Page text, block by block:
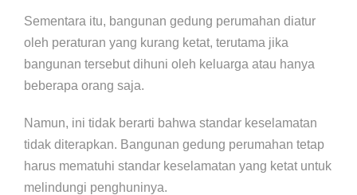
Sementara itu, bangunan gedung perumahan diatur
oleh peraturan yang kurang ketat, terutama jika
bangunan tersebut dihuni oleh keluarga atau hanya
beberapa orang saja.
Namun, ini tidak berarti bahwa standar keselamatan
tidak diterapkan. Bangunan gedung perumahan tetap
harus mematuhi standar keselamatan yang ketat untuk
melindungi penghuninya.